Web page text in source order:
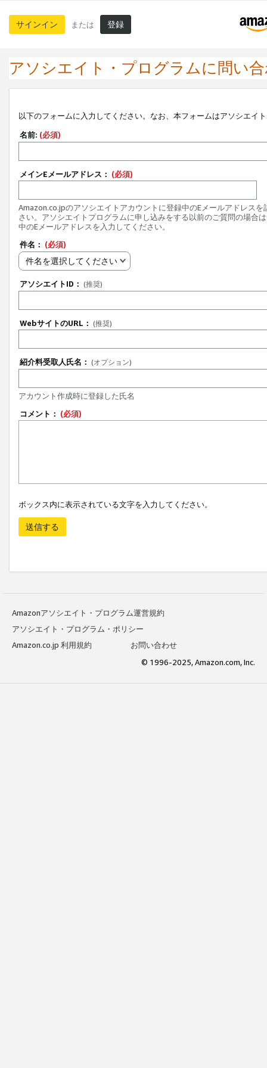
サインイン または 登録
アソシエイト・プログラムに問い
以下のフォームに入力してください。なお、本フォームはアソシエイ
名前: (必須)
メインEメールアドレス： (必須)
Amazon.co.jpのアソシエイトアカウントに登録中のEメールアドレスを
さい。アソシエイトプログラムに申し込みをする以前のご質問の場合
中のEメールアドレスを入力してください。
件名： (必須)
件名を選択してください
アソシエイトID： (推奨)
WebサイトのURL： (推奨)
紹介料受取人氏名： (オプション)
アカウント作成時に登録した氏名
コメント： (必須)
ボックス内に表示されている文字を入力してください。
送信する
Amazonアソシエイト・プログラム運営規約
アソシエイト・プログラム・ポリシー
Amazon.co.jp 利用規約
お問い合わせ
© 1996-2025, Amazon.com, Inc.